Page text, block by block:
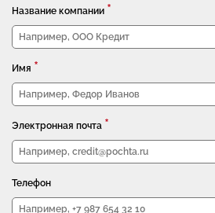
Название компании *
Имя *
Электронная почта *
Телефон